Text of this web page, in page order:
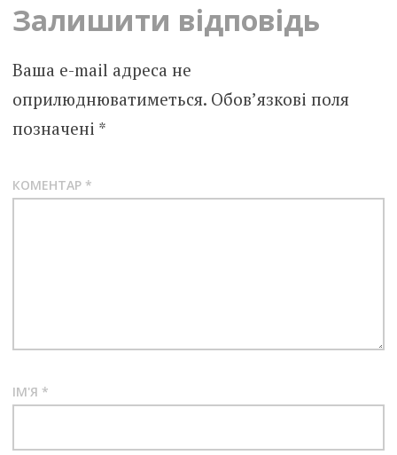
Залишити відповідь
Ваша e-mail адреса не
оприлюднюватиметься. Обов’язкові поля
позначені *
КОМЕНТАР *
ІМ'Я *